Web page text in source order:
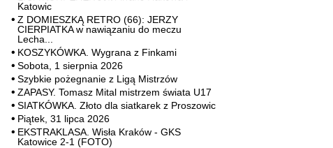
Katowic
Z DOMIESZKĄ RETRO (66): JERZY
CIERPIATKA w nawiązaniu do meczu
Lecha...
KOSZYKÓWKA. Wygrana z Finkami
Sobota, 1 sierpnia 2026
Szybkie pożegnanie z Ligą Mistrzów
ZAPASY. Tomasz Mital mistrzem świata U17
SIATKÓWKA. Złoto dla siatkarek z Proszowic
Piątek, 31 lipca 2026
EKSTRAKLASA. Wisła Kraków - GKS
Katowice 2-1 (FOTO)